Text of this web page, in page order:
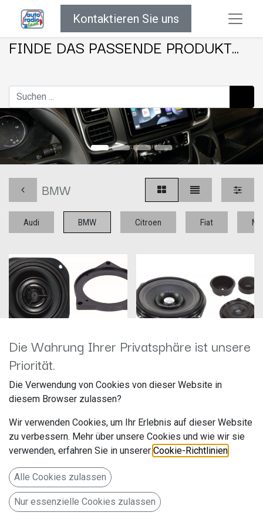
Kontaktieren Sie uns
FINDE DAS PASSENDE PRODUKT...
BMW
Audi BMW Citroen Fiat
Audio System COFIT 80 BMW UNI
EVO2
Hersteller: Audio System
COFIT80BMWUNIEVO2
Audio System
Falltorstr. 6
76707 Hambrücken
Deutschland www.audio-
system.de
120,00€
Audio System MFIT BMW UNI EVO 2
MFITBMWUNIEVO2
Audio System
Falltorstr. 6
76707 Hambrücken
MFIT BMW 3-Wege Teil-Aktiv
Front System mit Vulkano
Effekt
425,00
Die Wahrung Ihrer Privatsphäre ist unsere
Priorität.
Die Verwendung von Cookies von dieser Website in
diesem Browser zulassen?
Wir verwenden Cookies, um Ihr Erlebnis auf dieser Website
zu verbessern. Mehr über unsere Cookies und wie wir sie
verwenden, erfahren Sie in unserer Cookie-Richtlinien
Alle Cookies zulassen
Nur essenzielle Cookies zulassen